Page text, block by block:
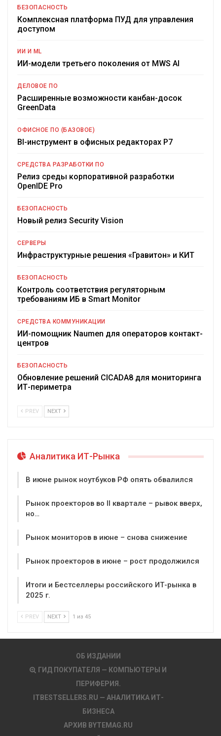
БЕЗОПАСНОСТЬ
Комплексная платформа ПУД для управления
доступом
ИИ И ML
ИИ-модели третьего поколения от MWS AI
ДЕЛОВОЕ ПО
Расширенные возможности канбан-досок
GreenData
ОФИСНОЕ ПО (БАЗОВОЕ)
BI-инструмент в офисных редакторах Р7
СРЕДСТВА РАЗРАБОТКИ ПО
Релиз среды корпоративной разработки
OpenIDE Pro
БЕЗОПАСНОСТЬ
Новый релиз Security Vision
СЕРВЕРЫ
Инфраструктурные решения «Гравитон» и КИТ
БЕЗОПАСНОСТЬ
Контроль соответствия регуляторным
требованиям ИБ в Smart Monitor
СРЕДСТВА КОММУНИКАЦИИ
ИИ-помощник Naumen для операторов контакт-
центров
БЕЗОПАСНОСТЬ
Обновление решений CICADA8 для мониторинга
ИТ-периметра
PREV NEXT
Аналитика ИТ-Рынка
В июне рынок ноутбуков РФ опять обвалился
Рынок проекторов во II квартале – рывок вверх,
но…
Рынок мониторов в июне – снова снижение
Рынок проекторов в июне – рост продолжился
Итоги и Бестселлеры российского ИТ-рынка в
2025 г.
PREV NEXT 1 из 45
ОБ ИЗДАНИИ
ГИД ПОКУПАТЕЛЯ — КОМПЬЮТЕРЫ И
ПЕРИФЕРИЯ.
ITBESTSELLERS.RU — АНАЛИТИКА ИТ-
БИЗНЕСА
АРХИВ BYTEMAG.RU